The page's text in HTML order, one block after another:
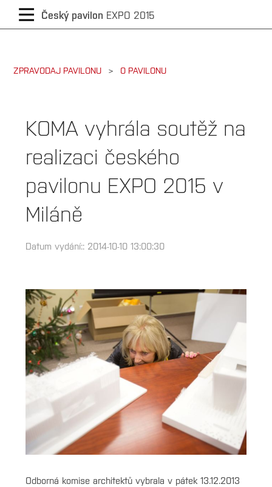
Český pavilon EXPO 2015
CZECH
ENGLISH
ZPRAVODAJ PAVILONU O PAVILONU
KOMA vyhrála soutěž na
realizaci českého
pavilonu EXPO 2015 v
Miláně
Datum vydání:: 2014-10-10 13:00:30
Odborná komise architektů vybrala v pátek 13.12.2013
Kategorie
O
pavilonu
Čtěte
vyhrála
výběrové
řízení